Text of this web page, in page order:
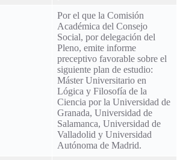
Por el que la Comisión
Académica del Consejo
Social, por delegación del
Pleno, emite informe
preceptivo favorable sobre el
siguiente plan de estudio:
Máster Universitario en
Lógica y Filosofía de la
Ciencia por la Universidad de
Granada, Universidad de
Salamanca, Universidad de
Valladolid y Universidad
Autónoma de Madrid.